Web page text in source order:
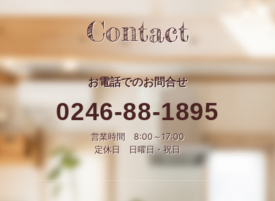
Contact
お電話でのお問合せ
0246-88-1895
営業時間 8:00～17:00
定休日 日曜日・祝日